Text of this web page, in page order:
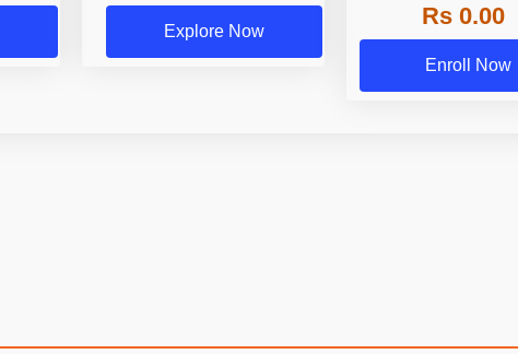
Explore Now
Rs 0.00
Enroll Now